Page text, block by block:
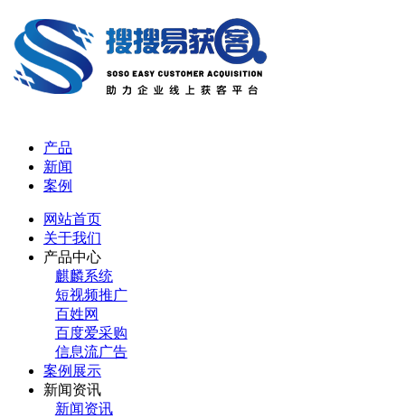
产品
新闻
案例
网站首页
关于我们
产品中心
麒麟系统
短视频推广
百姓网
百度爱采购
信息流广告
案例展示
新闻资讯
新闻资讯